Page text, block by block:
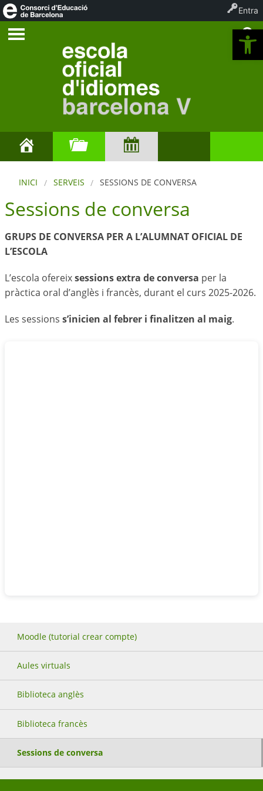
INICI SERVEIS SESSIONS DE CONVERSA
Sessions de conversa
GRUPS DE CONVERSA PER A L’ALUMNAT OFICIAL DE
L’ESCOLA
L’escola ofereixsessions extra de conversa per la
pràctica oral d’anglès i francès, durant el curs 2025-2026.
Les sessions s’inicien al febrer i finalitzen al maig.
Moodle (tutorial crear compte)
Aules virtuals
Biblioteca anglès
Biblioteca francès
Sessions de conversa
Entra